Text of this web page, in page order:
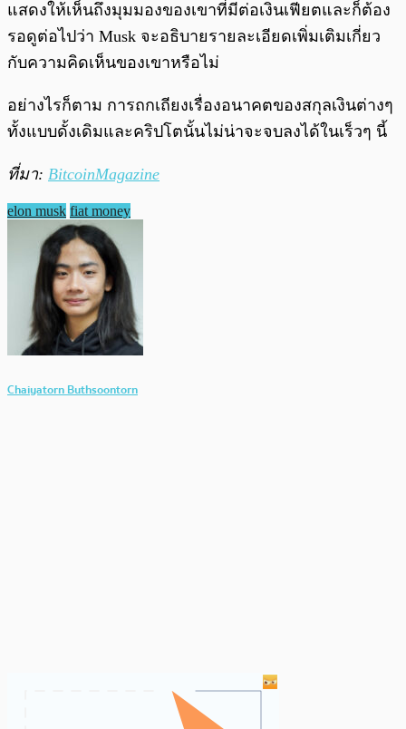
แสดงให้เห็นถึงมุมมองของเขาที่มีต่อเงินเฟียตและก็ต้อง
รอดูต่อไปว่า Musk จะอธิบายรายละเอียดเพิ่มเติมเกี่ยว
กับความคิดเห็นของเขาหรือไม่
อย่างไรก็ตาม การถกเถียงเรื่องอนาคตของสกุลเงินต่างๆ
ทั้งแบบดั้งเดิมและคริปโตนั้นไม่น่าจะจบลงได้ในเร็วๆ นี้
ที่มา: BitcoinMagazine
elon musk fiat money
Chaiyatorn Buthsoontorn